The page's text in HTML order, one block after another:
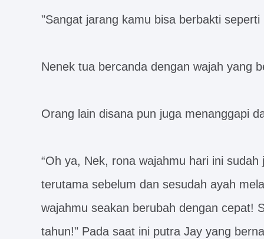
"Sangat jarang kamu bisa berbakti seperti
Nenek tua bercanda dengan wajah yang
Orang lain disana pun juga menanggapi
“Oh ya, Nek, rona wajahmu hari ini
terutama sebelum dan sesudah ayah
wajahmu seakan berubah dengan cepat!
tahun!" Pada saat ini putra Jay yang